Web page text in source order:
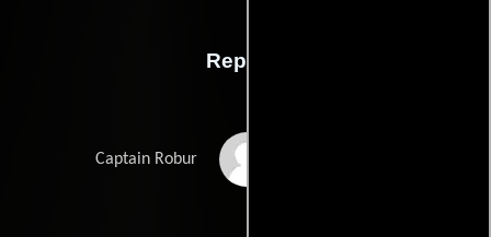
Reparto
Captain Robur